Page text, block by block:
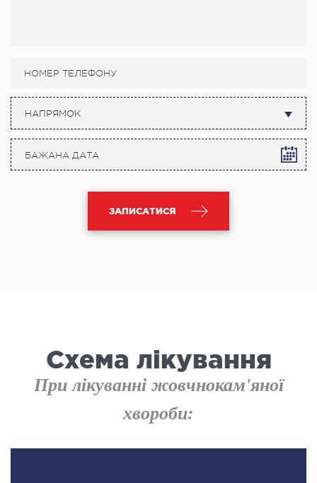
НАПРЯМОК
ЗАПИСАТИСЯ
Схема лікування
При лікуванні жовчнокам'яної
хвороби: